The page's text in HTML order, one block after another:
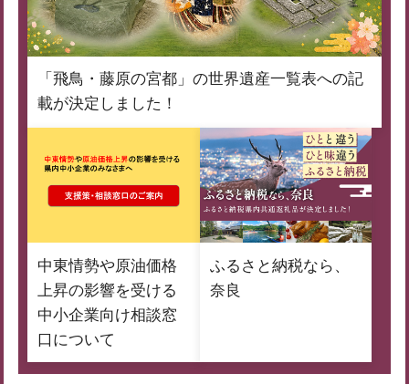
「飛鳥・藤原の宮都」の世界遺産一覧表への記
載が決定しました！
中東情勢や原油価格
上昇の影響を受ける
中小企業向け相談窓
口について
ふるさと納税なら、
奈良